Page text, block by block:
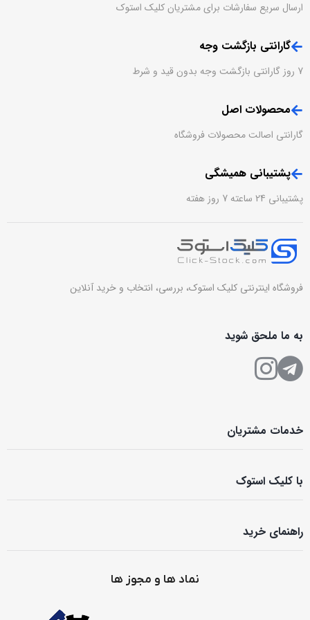
ارسال سریع سفارشات برای مشتریان کلیک استوک
گارانتی بازگشت وجه
7 روز گارانتی بازگشت وجه بدون قید و شرط
محصولات اصل
گارانتی اصالت محصولات فروشگاه
پشتیبانی همیشگی
پشتیبانی 24 ساعته 7 روز هفته
فروشگاه اینترنتی کلیک استوک، بررسی، انتخاب و خرید آنلاین
به ما ملحق شوید
خدمات مشتریان
با کلیک استوک
راهنمای خرید
نماد ها و مجوز ها